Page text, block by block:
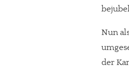
Nun
der